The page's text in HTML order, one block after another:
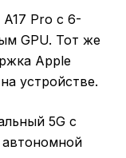
Pro с 6-
GPU. Тот же
Apple
устройстве.
5G с
автономной